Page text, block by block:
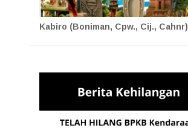
Kabiro (Boniman, Cpw., Cij., Cahnr)